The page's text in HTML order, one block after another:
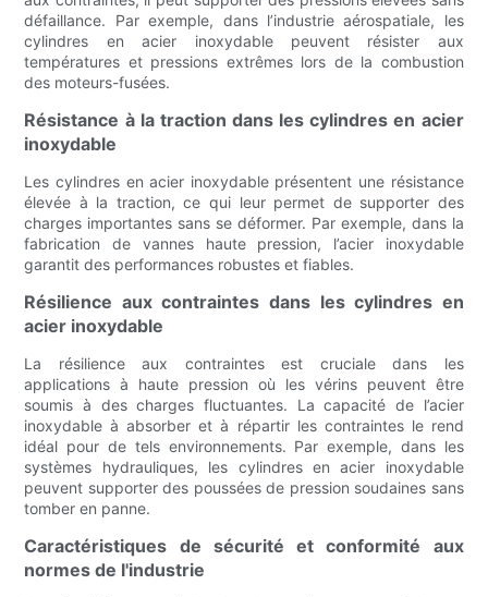
défaillance. Par exemple, dans l’industrie aérospatiale, les
cylindres en acier inoxydable peuvent résister aux
températures et pressions extrêmes lors de la combustion
des moteurs-fusées.
Résistance à la traction dans les cylindres en acier
inoxydable
Les cylindres en acier inoxydable présentent une résistance
élevée à la traction, ce qui leur permet de supporter des
charges importantes sans se déformer. Par exemple, dans la
fabrication de vannes haute pression, l’acier inoxydable
garantit des performances robustes et fiables.
Résilience aux contraintes dans les cylindres en
acier inoxydable
La résilience aux contraintes est cruciale dans les
applications à haute pression où les vérins peuvent être
soumis à des charges fluctuantes. La capacité de l’acier
inoxydable à absorber et à répartir les contraintes le rend
idéal pour de tels environnements. Par exemple, dans les
systèmes hydrauliques, les cylindres en acier inoxydable
peuvent supporter des poussées de pression soudaines sans
tomber en panne.
Caractéristiques de sécurité et conformité aux
normes de l'industrie